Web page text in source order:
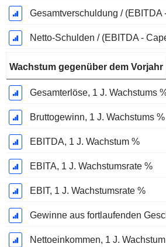
Gesamtverschuldung / (EBITDA
Netto-Schulden / (EBITDA -
Wachstum gegenüber dem Vorjahr
Gesamterlöse, 1 J. Wachstums
Bruttogewinn, 1 J. Wachstums %
EBITDA, 1 J. Wachstum %
EBITA, 1 J. Wachstumsrate %
EBIT, 1 J. Wachstumsrate %
Nettoeinkommen, 1 J.